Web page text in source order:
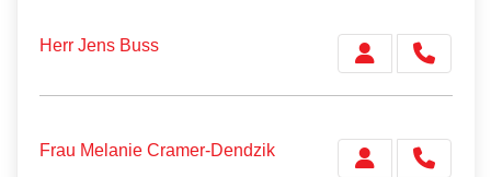
Herr Jens Buss
Frau Melanie Cramer-Dendzik